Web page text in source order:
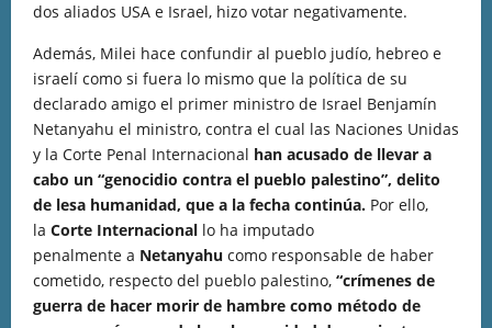
dos aliados USA e Israel, hizo votar negativamente.
Además, Milei hace confundir al pueblo judío, hebreo e
israelí como si fuera lo mismo que la política de su
declarado amigo el primer ministro de Israel Benjamín
Netanyahu el ministro, contra el cual las Naciones Unidas
y la Corte Penal Internacional han acusado de llevar a
cabo un “genocidio contra el pueblo palestino”, delito
de lesa humanidad, que a la fecha continúa. Por ello,
la Corte Internacional lo ha imputado
penalmente a Netanyahu como responsable de haber
cometido, respecto del pueblo palestino, “crímenes de
guerra de hacer morir de hambre como método de